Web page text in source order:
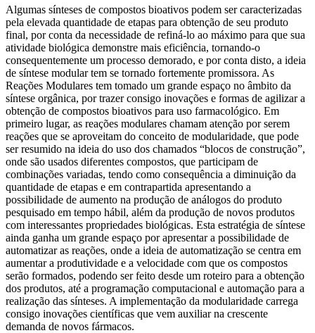
Algumas sínteses de compostos bioativos podem ser caracterizadas
pela elevada quantidade de etapas para obtenção de seu produto
final, por conta da necessidade de refiná-lo ao máximo para que sua
atividade biológica demonstre mais eficiência, tornando-o
consequentemente um processo demorado, e por conta disto, a ideia
de síntese modular tem se tornado fortemente promissora. As
Reações Modulares tem tomado um grande espaço no âmbito da
síntese orgânica, por trazer consigo inovações e formas de agilizar a
obtenção de compostos bioativos para uso farmacológico. Em
primeiro lugar, as reações modulares chamam atenção por serem
reações que se aproveitam do conceito de modularidade, que pode
ser resumido na ideia do uso dos chamados “blocos de construção”,
onde são usados diferentes compostos, que participam de
combinações variadas, tendo como consequência a diminuição da
quantidade de etapas e em contrapartida apresentando a
possibilidade de aumento na produção de análogos do produto
pesquisado em tempo hábil, além da produção de novos produtos
com interessantes propriedades biológicas. Esta estratégia de síntese
ainda ganha um grande espaço por apresentar a possibilidade de
automatizar as reações, onde a ideia de automatização se centra em
aumentar a produtividade e a velocidade com que os compostos
serão formados, podendo ser feito desde um roteiro para a obtenção
dos produtos, até a programação computacional e automação para a
realização das sínteses. A implementação da modularidade carrega
consigo inovações científicas que vem auxiliar na crescente
demanda de novos fármacos.